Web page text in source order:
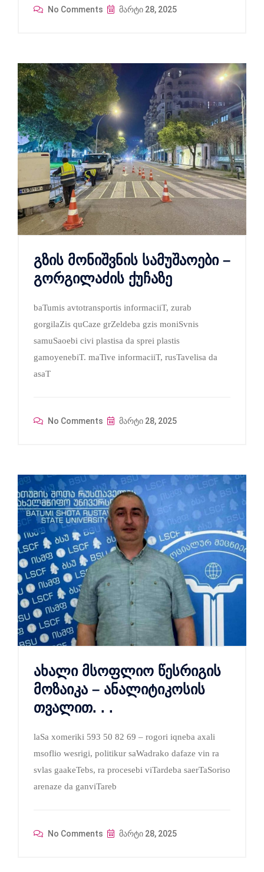
No Comments მარტი 28, 2025
გზის მონიშვნის სამუშაოები –
გორგილაძის ქუჩაზე
baTumis avtotransportis informaciiT, zurab
gorgilaZis quCaze grZeldeba gzis moniSvnis
samuSaoebi civi plastisa da sprei plastis
gamoyenebiT. maTive informaciiT, rusTavelisa da
asaT
No Comments მარტი 28, 2025
ახალი მსოფლიო წესრიგის
მოზაიკა – ანალიტიკოსის
თვალით. . .
laSa xomeriki 593 50 82 69 – rogori iqneba axali
msoflio wesrigi, politikur saWadrako dafaze vin ra
svlas gaakeTebs, ra procesebi viTardeba saerTaSoriso
arenaze da ganviTareb
No Comments მარტი 28, 2025